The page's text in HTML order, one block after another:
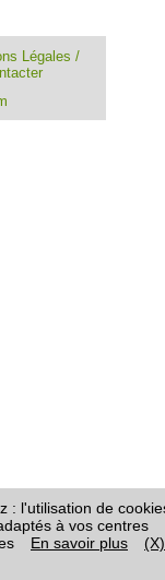
Légales /
: l'utilisation de
à vos centres
En savoir plus
(X)